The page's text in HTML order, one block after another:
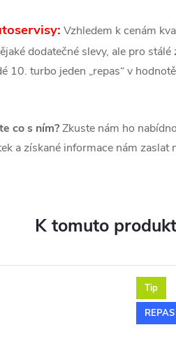
Vzhledem k cenám
dodatečné slevy, ale pro stálé
10. turbo jeden „repas“ v
co s ním?Zkuste nám ho
a získané informace nám zaslat
K tomuto
Tip
REPAS